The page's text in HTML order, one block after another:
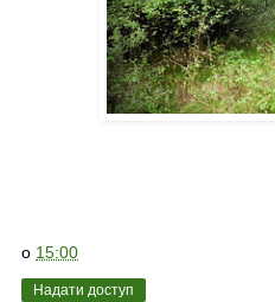
о 15:00
Надати доступ